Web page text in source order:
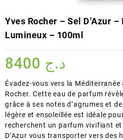
Yves Rocher – Sel D’Azur
Lumineux – 100ml
د.ج
Évadez-vous vers la Méditerranée
Rocher. Cette eau de parfum
grâce à ses notes d’agrumes et
légère et ensoleillée est idéale
recherchent un parfum vivifiant et
D’Azur vous transporter vers des